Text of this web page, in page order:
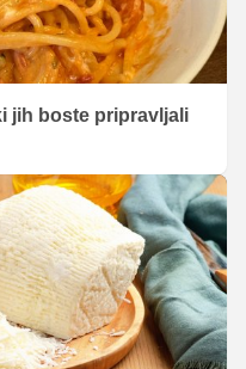
jih boste pripravljali